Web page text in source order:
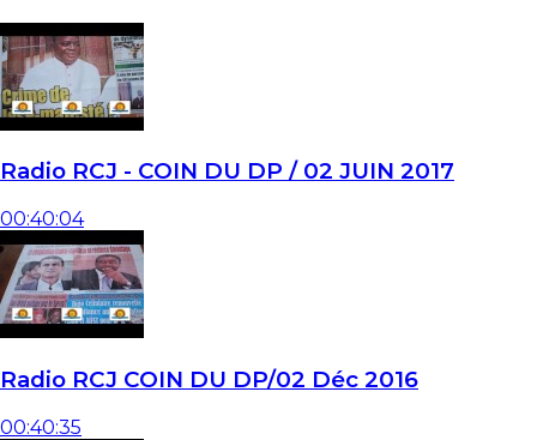
Radio RCJ - COIN DU DP / 02 JUIN 2017
00:40:04
Radio RCJ COIN DU DP/02 Déc 2016
00:40:35